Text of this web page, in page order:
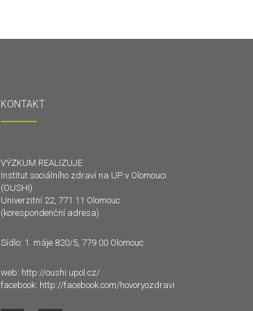
KONTAKT
VÝZKUM REALIZUJE
Institut sociálního zdraví na UP v Olomouci
(OUSHI)
Univerzitní 22, 771 11 Olomouc
(korespondenční adresa)
Sídlo: 1. máje 820/5, 779 00 Olomouc
web: http://oushi.upol.cz/
facebook: http://facebook.com/hovoryozdravi